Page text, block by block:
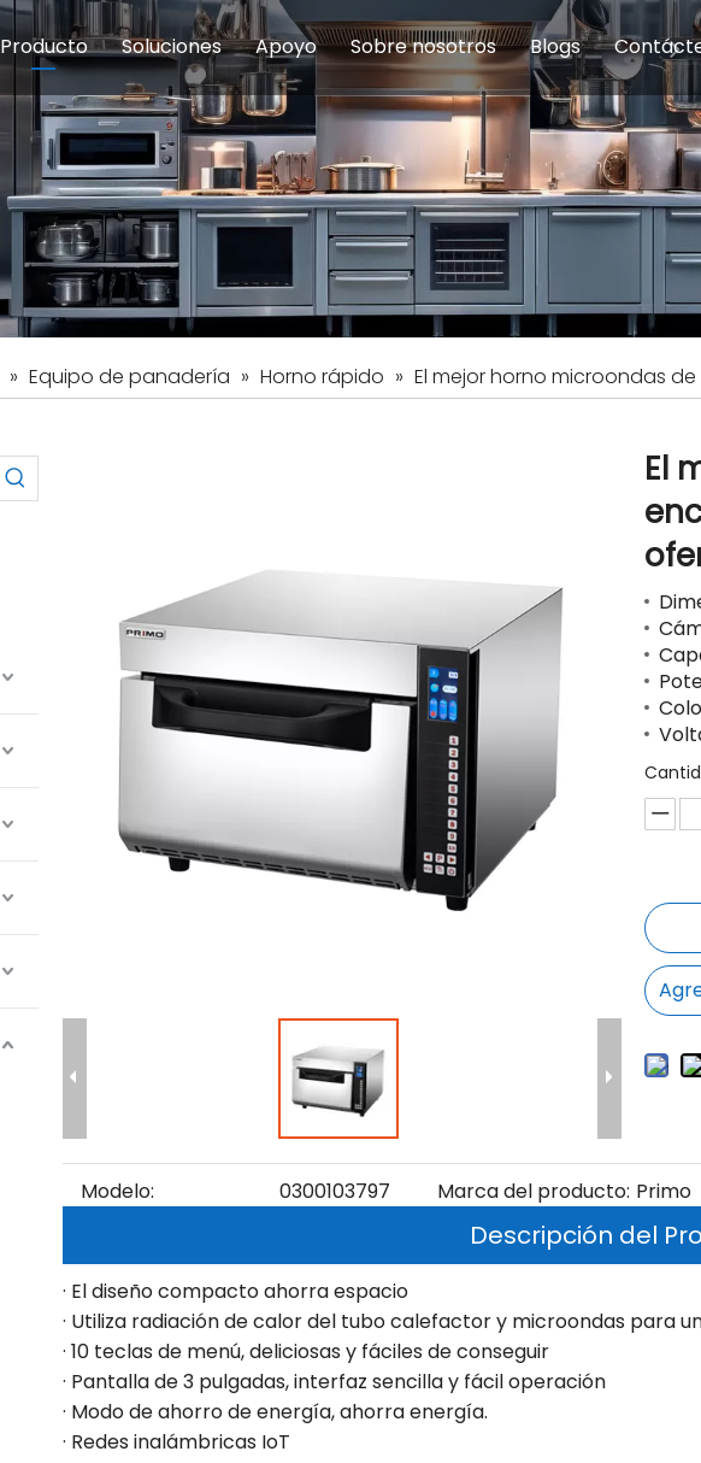
Producto
Equipos de cocina modulares Equipos de Concesión Equipo
Equipo de preparación de alimentosEquipo de panadería Equipo
Soluciones
Escuelas y educación Comedor del personal
Hoteles Restaurante y comida
Apoyo
Servicio Preguntas
Sobre nosotros
Introducción de la empresa
Blogs
» Equipo de panadería » Horno rápido » El mejor horno microondas
El
Modelo: 0300103797 Marca del producto: Primo
Descripción del
· El diseño compacto ahorra espacio
· Utiliza radiación de calor del tubo calefactor y microondas para
· 10 teclas de menú, deliciosas y fáciles de conseguir
· Pantalla de 3 pulgadas, interfaz sencilla y fácil operación
· Modo de ahorro de energía, ahorra energía.
· Redes inalámbricas IoT